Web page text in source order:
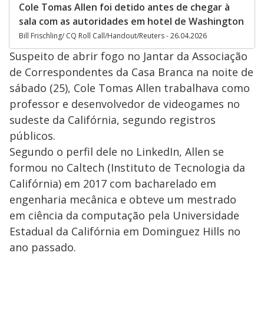
Cole Tomas Allen foi detido antes de chegar à
sala com as autoridades em hotel de Washington
Bill Frischling/ CQ Roll Call/Handout/Reuters - 26.04.2026
Suspeito de abrir fogo no Jantar da Associação
de Correspondentes da Casa Branca na noite de
sábado (25), Cole Tomas Allen trabalhava como
professor e desenvolvedor de videogames no
sudeste da Califórnia, segundo registros
públicos.
Segundo o perfil dele no LinkedIn, Allen se
formou no Caltech (Instituto de Tecnologia da
Califórnia) em 2017 com bacharelado em
engenharia mecânica e obteve um mestrado
em ciência da computação pela Universidade
Estadual da Califórnia em Dominguez Hills no
ano passado.